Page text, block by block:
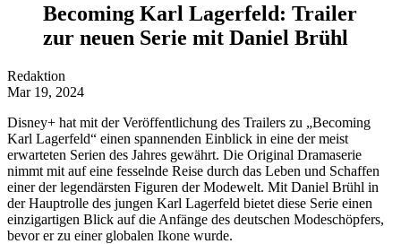
Becoming Karl Lagerfeld: Trailer
zur neuen Serie mit Daniel Brühl
Redaktion
Mar 19, 2024
Disney+ hat mit der Veröffentlichung des Trailers zu „Becoming
Karl Lagerfeld“ einen spannenden Einblick in eine der meist
erwarteten Serien des Jahres gewährt. Die Original Dramaserie
nimmt mit auf eine fesselnde Reise durch das Leben und Schaffen
einer der legendärsten Figuren der Modewelt. Mit Daniel Brühl in
der Hauptrolle des jungen Karl Lagerfeld bietet diese Serie einen
einzigartigen Blick auf die Anfänge des deutschen Modeschöpfers,
bevor er zu einer globalen Ikone wurde.